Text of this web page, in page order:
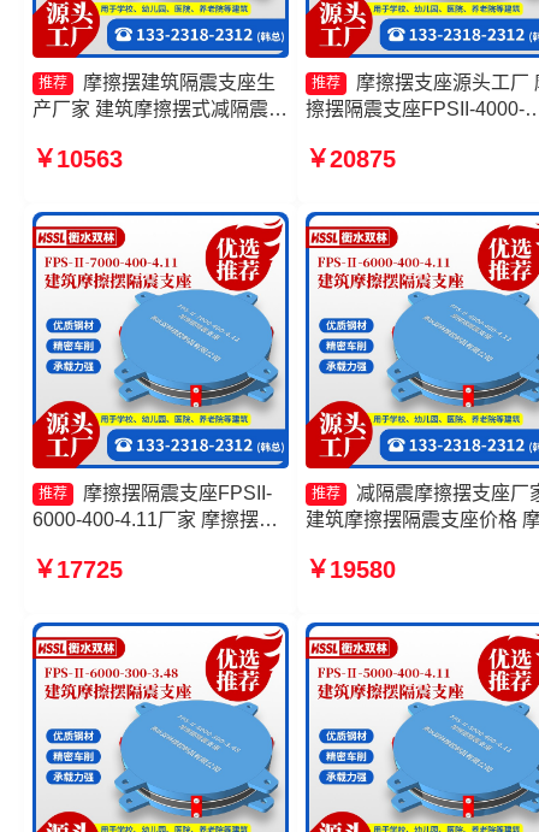
推荐
摩擦摆建筑隔震支座生
产厂家 建筑摩擦摆式减隔震支
FPSII-2000-400-4.11厂家 摩
￥10563
推荐
摩擦摆支座源头工厂
擦摆隔震支座FPSII-4000-
座-15.0ZX支座的生产厂家
￥20875
推荐
摩擦摆隔震支座FPSII-
6000-400-4.11厂家 摩擦摆减
支座FPSII-6000-300-3.48源
￥17725
推荐
减隔震摩擦摆支座厂
建筑摩擦摆隔震支座价格
3.81厂家 摩擦摆支座价格
￥19580